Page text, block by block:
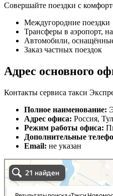
Совершайте поездки с
Междугородние поездки
Трансферы в аэропорт,
Автомобили,
Заказ частных поездок
Адрес основного
Контакты сервиса такси
Полное наименование:
Адрес офиса: Россия,
Режим работы офиса:
Дополнительные
Email: не указан